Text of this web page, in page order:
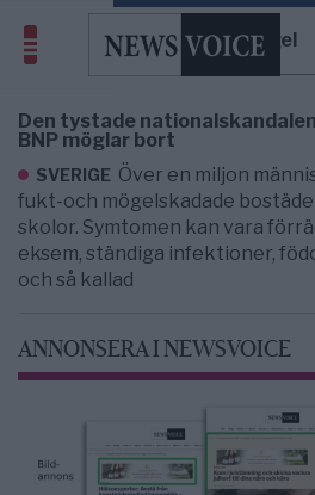
mögel
Den tystade
BNP möglar bort
SVERIGE Över en miljon
fukt-och mögelskadade
skolor. Symtomen kan vara
eksem, ständiga infektioner,
och så kallad
ANNONSERA I NEWSVOICE